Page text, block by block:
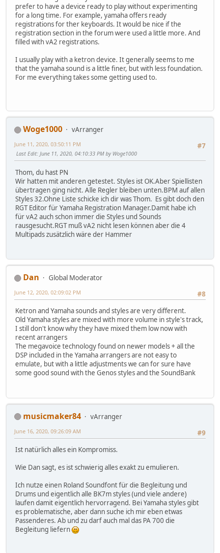
prefer to have a device ready to play without experimenting
for a long time. For example, yamaha offers ready
registrations for ther keyboards. It would be nice if the
registration section in the forum were used a little more. And
filled with vA2 registrations.
I usually play with a ketron device. It generally seems to me
that the yamaha sound is a little finer, but with less foundation.
For me everything takes some getting used to.
Woge1000
vArranger
#7
June 11, 2020, 03:50:11 PM
Last Edit: June 11, 2020, 04:10:33 PM by Woge1000
Thom, du hast PN
Wir hatten mit anderen getestet. Styles ist OK.Aber Spiellisten
übertragen ging nicht. Alle Regler bleiben unten.BPM auf allen
Styles 32.Ohne Liste schicke ich dir was Thom. Es gibt doch den
RGT Editor für Yamaha Registration Manager.Damit habe ich
für vA2 auch schon immer die Styles und Sounds
rausgesucht.RGT muß vA2 nicht lesen können aber die 4
Multipads zusätzlich wäre der Hammer
Dan
Global Moderator
#8
June 12, 2020, 02:09:02 PM
Ketron and Yamaha sounds and styles are very different.
Old Yamaha styles are mixed with more volume in style's track,
I still don't know why they have mixed them low now with
recent arrangers
The megavoice technology found on newer models + all the
DSP included in the Yamaha arrangers are not easy to
emulate, but with a little adjustments we can for sure have
some good sound with the Genos styles and the SoundBank
musicmaker84
vArranger
#9
June 16, 2020, 09:26:09 AM
Ist natürlich alles ein Kompromiss.
Wie Dan sagt, es ist schwierig alles exakt zu emulieren.
Ich nutze einen Roland Soundfont für die Begleitung und
Drums und eigentlich alle BK7m styles (und viele andere)
laufen damit eigentlich hervorragend. Bei Yamaha styles gibt
es problematische, aber dann suche ich mir eben etwas
Passenderes. Ab und zu darf auch mal das PA 700 die
Begleitung liefern